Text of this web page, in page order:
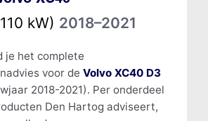
kW) 2018–2021
je het complete
voor de Volvo XC40 D3
2018-2021). Per onderdeel
Den Hartog adviseert,